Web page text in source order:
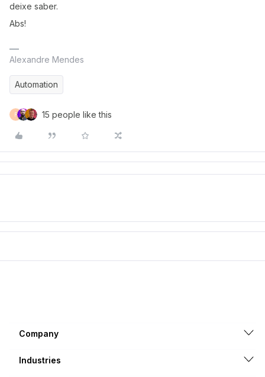
deixe saber.
Abs!
Alexandre Mendes
Automation
F 15 people like this
Company
Industries